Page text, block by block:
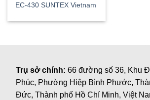
EC-430 SUNTEX Vietnam
Trụ sở chính:66 đường số 36, Khu
Phúc, Phường Hiệp Bình Phước,
Đức, Thành phố Hồ Chí Minh, Việt